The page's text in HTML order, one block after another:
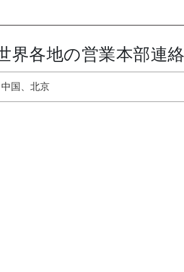
界各地の営業本部連
中国、北京